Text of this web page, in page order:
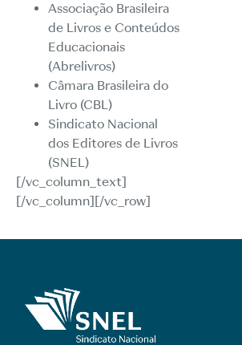
Associação Brasileira
de Livros e Conteúdos
Educacionais
(Abrelivros)
Câmara Brasileira do
Livro (CBL)
Sindicato Nacional
dos Editores de Livros
(SNEL)
[/vc_column_text]
[/vc_column][/vc_row]